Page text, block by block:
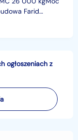
Farid
netto 697 000
ogłoszeniach z